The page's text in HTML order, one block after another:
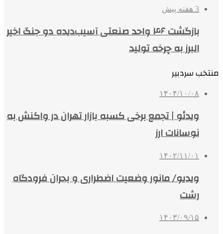
3 هفته پیش
بازگشت ۴۶ واحد صنعتی آسیب‌دیده دو جنگ اخیر
البرز به چرخه تولید
منتخب سردبیر
۱۴۰۴/۱۰/۰۸
ویدئو | تجمع برخی کسبه بازار تهران در واکنش به
نوسانات ارز
۱۴۰۲/۱۱/۰۱
ویدیو/ مانور وضعیت اضطراری و بحران فرودگاه
رشت
۱۴۰۳/۰۹/۱۵